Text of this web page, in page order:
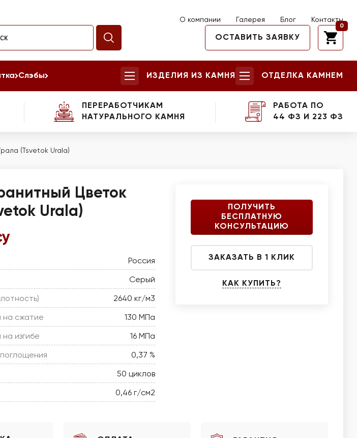
О компании Галерея Блог Контакты
ОСТАВИТЬ ЗАЯВКУ
0
Слэбы ИЗДЕЛИЯ ИЗ КАМНЯ ОТДЕЛКА КАМНЕМ
ПЕРЕРАБОТЧИКАМ
НАТУРАЛЬНОГО КАМНЯ
РАБОТА ПО
44 ФЗ И 223 ФЗ
(Tsvetok Urala)
Цветок
Urala)
Россия
Серый
2640 кг/м3
на сжатие 130 МПа
изгибе 16 МПа
0,37 %
50 циклов
0,46 г/см2
ПОЛУЧИТЬ
БЕСПЛАТНУЮ
КОНСУЛЬТАЦИЮ
ЗАКАЗАТЬ В 1 КЛИК
КАК КУПИТЬ?